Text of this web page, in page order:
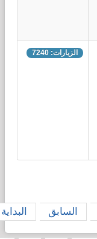
الزيارات: 7240
البداية السابق